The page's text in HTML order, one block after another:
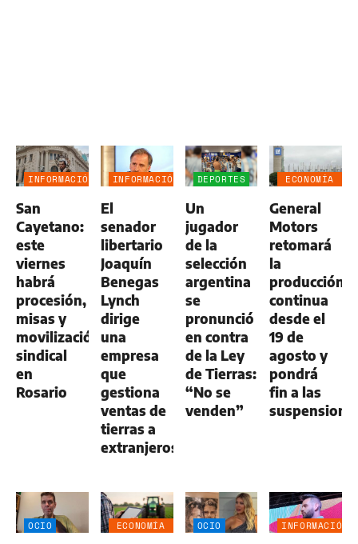
INFORMACIÓN
San
Cayetano:
este
viernes
habrá
procesión,
misas y
movilización
sindical
en
Rosario
INFORMACIÓN
El
senador
libertario
Joaquín
Benegas
Lynch
dirige
una
empresa
que
gestiona
ventas de
tierras a
extranjeros
DEPORTES
Un
jugador
de la
selección
argentina
se
pronunció
en contra
de la Ley
de Tierras:
“No se
venden”
ECONOMÍA
AGRO
General
Motors
retomará
la
producción
continua
desde el
19 de
agosto y
pondrá
fin a las
OCIO
ECONOMÍA
OCIO
INFORMACIÓN